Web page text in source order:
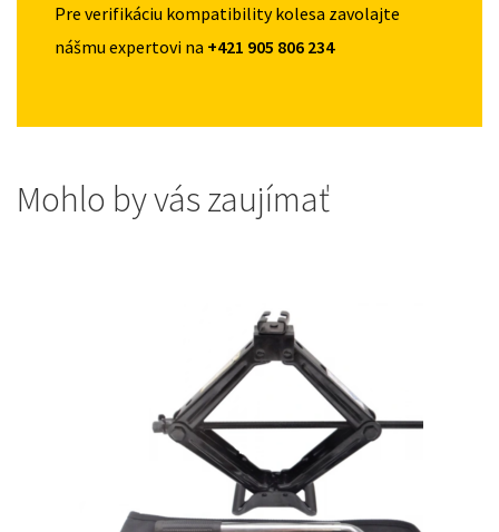
Pre verifikáciu kompatibility kolesa zavolajte
nášmu expertovi na +421 905 806 234
Mohlo by vás zaujímať